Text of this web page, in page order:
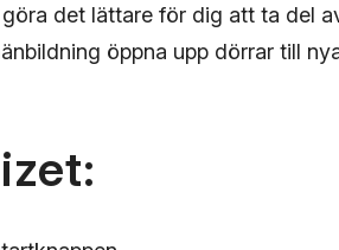
det lättare för dig att ta del
öppna upp dörrar till